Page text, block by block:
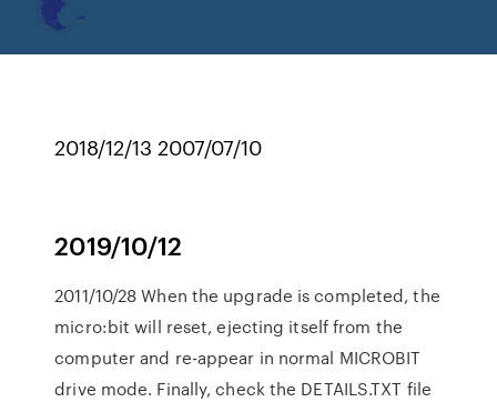
2018/12/13 2007/07/10
2019/10/12
2011/10/28 When the upgrade is completed, the
micro:bit will reset, ejecting itself from the
computer and re-appear in normal MICROBIT
drive mode. Finally, check the DETAILS.TXT file